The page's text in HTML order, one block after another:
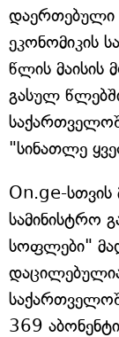
დაერთებული
ეკონომიკის
წლის მაისის
გასულ
"სინათლე
On.ge-სთვის
სამინისტრო
სოფლები"
369